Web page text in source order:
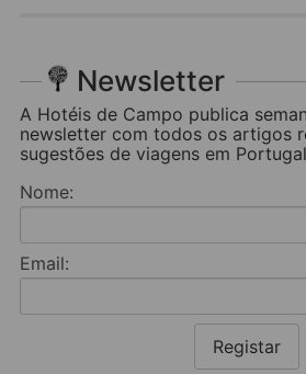
Newsletter
A Hotéis de Campo publica
newsletter com todos os artigos
sugestões de viagens em
Nome:
Email:
Registar